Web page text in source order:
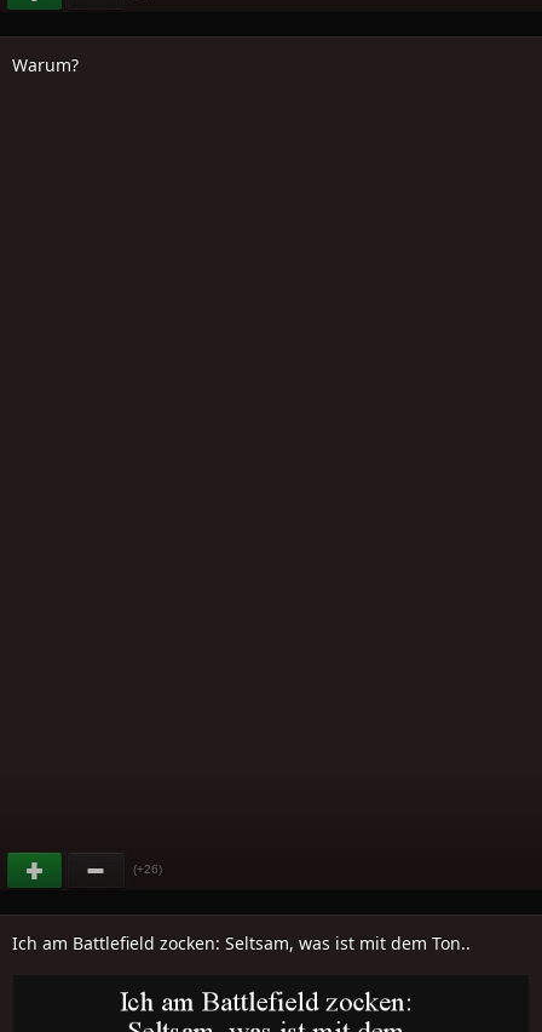
Warum?
(+26)
Ich am Battlefield zocken: Seltsam, was ist mit dem Ton..